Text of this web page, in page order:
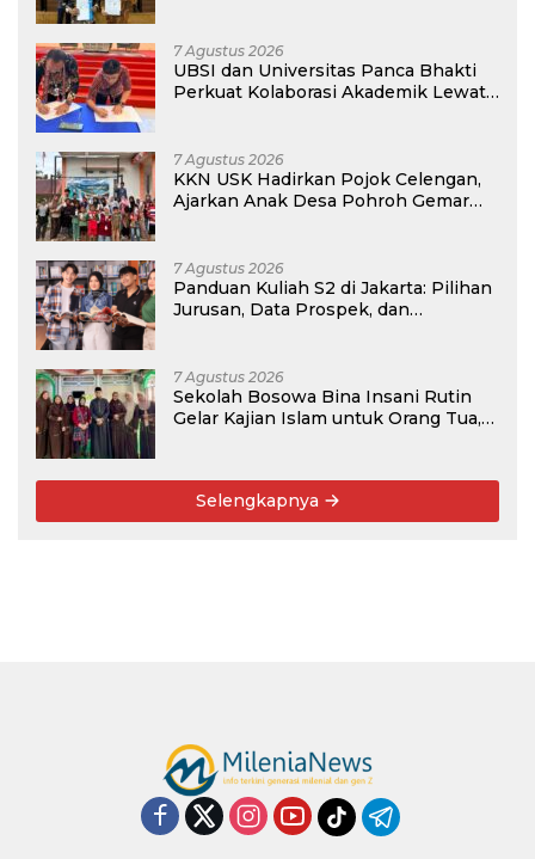
7 Agustus 2026
UBSI dan Universitas Panca Bhakti
Perkuat Kolaborasi Akademik Lewat
7 Agustus 2026
KKN USK Hadirkan Pojok Celengan,
Ajarkan Anak Desa Pohroh Gemar
7 Agustus 2026
Panduan Kuliah S2 di Jakarta: Pilihan
Jurusan, Data Prospek, dan
7 Agustus 2026
Sekolah Bosowa Bina Insani Rutin
Gelar Kajian Islam untuk Orang Tua,
Selengkapnya